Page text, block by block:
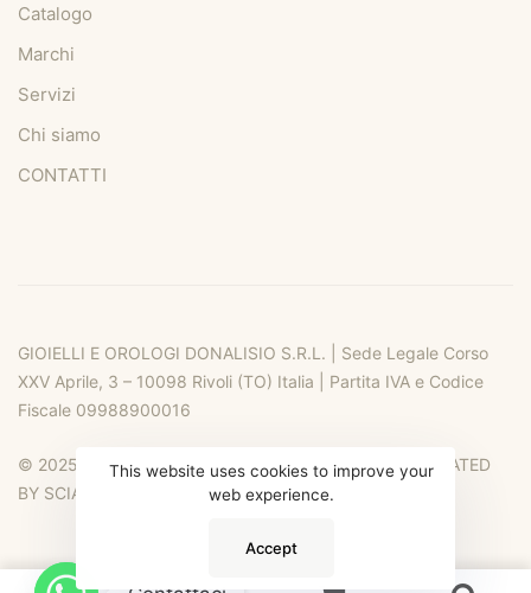
Catalogo
Marchi
Servizi
Chi siamo
CONTATTI
GIOIELLI E OROLOGI DONALISIO S.R.L. | Sede Legale Corso
XXV Aprile, 3 – 10098 Rivoli (TO) Italia | Partita IVA e Codice
Fiscale 09988900016
© 2025 DONALIO RIVOLI. ALL RIGHTS RESERVED. CREATED
BY SCIA DESIGN
This website uses cookies to improve your
web experience.
Accept